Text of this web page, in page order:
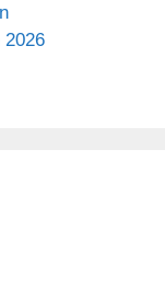
2026